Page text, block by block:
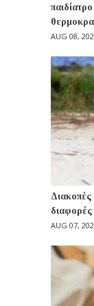
AUG 08,
Διακοπές
AUG 07,